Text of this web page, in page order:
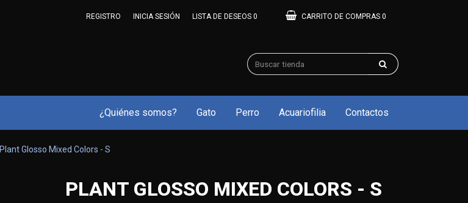
REGISTRO INICIA SESIÓN LISTA DE DESEOS 0 CARRITO DE COMPRAS 0
¿Quiénes somos? Gato Perro Acuariofilia Contactos
Plant Glosso Mixed Colors - S
PLANT GLOSSO MIXED COLORS - S